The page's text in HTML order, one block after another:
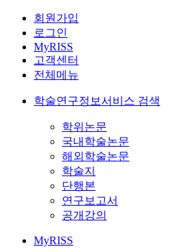
회원가입
로그인
MyRISS
고객센터
전체메뉴
학술연구정보서비스 검색
학위논문
국내학술논문
해외학술논문
학술지
단행본
연구보고서
공개강의
MyRISS